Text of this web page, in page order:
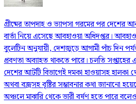
গ্রীষ্মের তাপদাহ ও ভ্যাপসা গরমের পর দেশের
বার্তা নিয়ে এসেছে আবহাওয়া অধিদপ্তর।
বুলেটিন অনুযায়ী, দেশজুড়ে আগামী পাঁচ দিন
প্রবণতা অব্যাহত থাকতে পারে। চলতি সপ্তাহের এই
দেশের আটটি বিভাগেই দমকা হাওয়াসহ হালকা
অথবা বজ্রসহ বৃষ্টির সম্ভাবনার কথা জানানো
অঞ্চলে মাঝারি থেকে ভারী বর্ষণ হতে পারে